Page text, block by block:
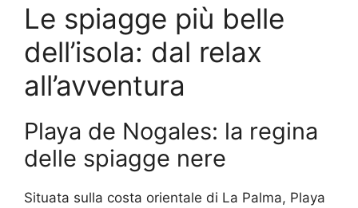
Le spiagge più belle
dell’isola: dal relax
all’avventura
Playa de Nogales: la regina
delle spiagge nere
Situata sulla costa orientale di La Palma, Playa